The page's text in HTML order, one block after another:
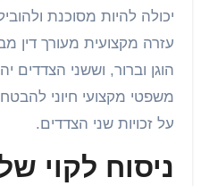
יכולה להיות מסוכנת
עזרה מקצועית מעורך דין
הוגן וברור, וששני הצדדים
משפטי מקצועי חיוני
על זכויות שני הצדדים.
ניסוח לקוי